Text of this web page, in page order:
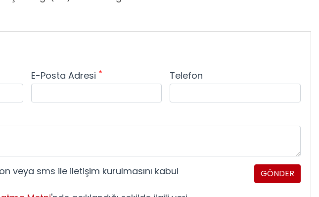
E-Posta Adresi * Telefon
veya sms ile iletişim kurulmasını kabul
GÖNDER